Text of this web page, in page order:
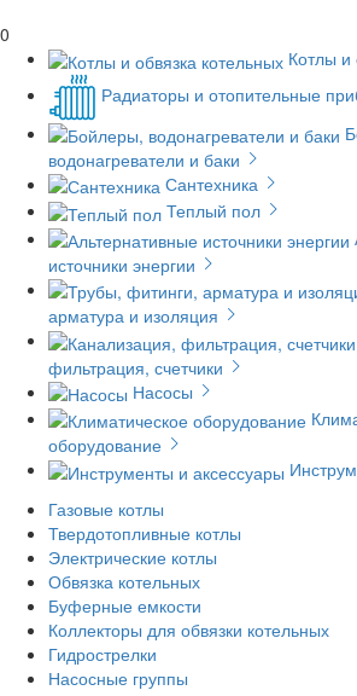
0
Котлы и
Радиаторы и отопительные
водонагреватели и баки
Сантехника
Теплый пол
источники энергии
арматура и изоляция
фильтрация, счетчики
Насосы
оборудование
Газовые котлы
Твердотопливные котлы
Электрические котлы
Обвязка котельных
Буферные емкости
Коллекторы для обвязки котельных
Гидрострелки
Насосные группы